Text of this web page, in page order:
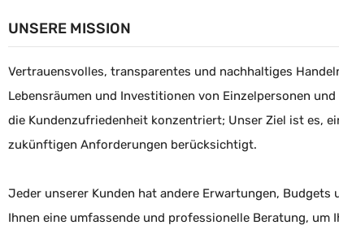
UNSERE MISSION
Vertrauensvolles, transparentes und nachhaltiges
Lebensräumen und Investitionen von Einzelpersonen
die Kundenzufriedenheit konzentriert; Unser Ziel ist es,
zukünftigen Anforderungen berücksichtigt.
Jeder unserer Kunden hat andere Erwartungen,
Ihnen eine umfassende und professionelle Beratung,